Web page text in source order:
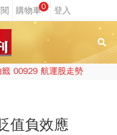
0
籤 00929 航運股走勢
值負效應